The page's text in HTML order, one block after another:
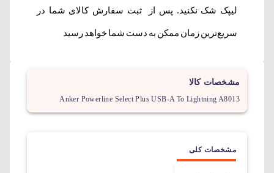
لیپک شک نکنید. پس از ثبت سفارش کالای شما در
سریع‌ترین زمان ممکن به دست شما خواهد رسید
مشخصات کالا
Anker Powerline Select Plus USB-A To Lightning A8013
مشخصات کلی